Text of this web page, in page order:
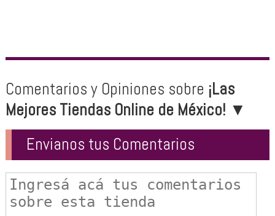
Comentarios y Opiniones sobre ¡Las
Mejores Tiendas Online de México! ▼
Envianos tus Comentarios